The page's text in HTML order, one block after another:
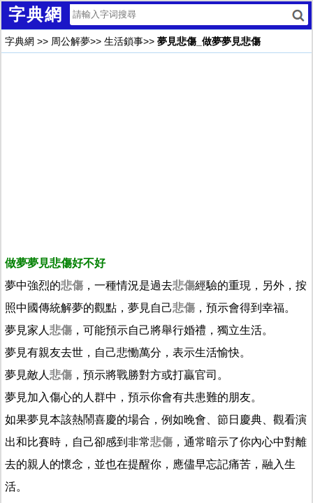
字典網
字典網 >> 周公解夢>> 生活鎖事>> 夢見悲傷_做夢夢見悲傷
做夢夢見悲傷好不好
夢中強烈的悲傷 ，一種情況是過去悲傷經驗的重現，另外，按
照中國傳統解夢的觀點，夢見自己悲傷 ，預示會得到幸福。
夢見家人 悲傷 ，可能預示自己將舉行婚禮，獨立生活。
夢見有親友去世，自己悲慟萬分，表示生活愉快。
夢見敵人 悲傷 ，預示將戰勝對方或打贏官司。
夢見加入傷心的人群中，預示你會有共患難的朋友。
如果夢見本該熱鬧喜慶的場合，例如晚會、節日慶典、觀看演
出和比賽時，自己卻感到非常悲傷 ，通常暗示了你內心中對離
去的親人的懷念，並也在提醒你，應儘早忘記痛苦，融入生
活。